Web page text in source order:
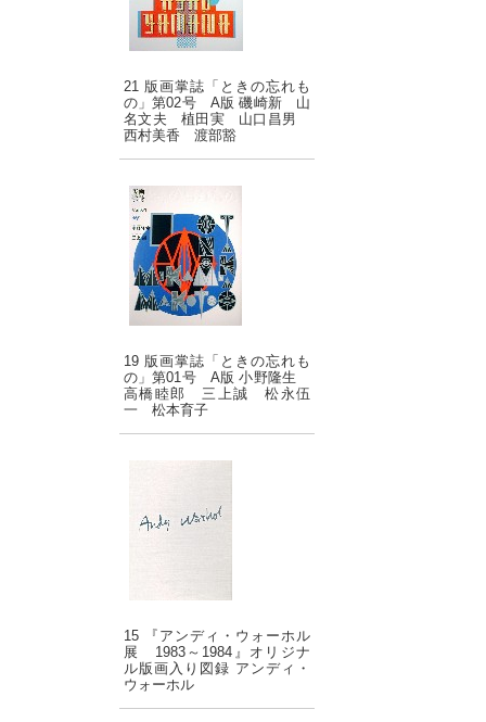
21 版画掌誌「ときの忘れも
の」第02号 A版 磯崎新 山
名文夫 植田実 山口昌男
西村美香 渡部豁
19 版画掌誌「ときの忘れも
の」第01号 A版 小野隆生
高橋睦郎 三上誠 松永伍
一 松本育子
15 『アンディ・ウォーホル
展 1983～1984』オリジナ
ル版画入り図録 アンディ・
ウォーホル